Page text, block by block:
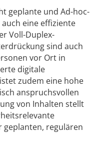
geplante und Ad-hoc-
eine effiziente
Voll-Duplex-
sind auch
vor Ort in
digitale
zudem eine hohe
anspruchsvollen
von Inhalten stellt
geplanten, regulären